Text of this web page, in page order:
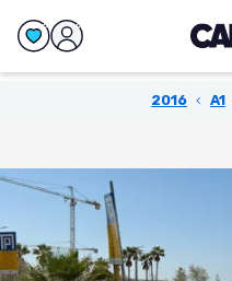
A1
›
2016